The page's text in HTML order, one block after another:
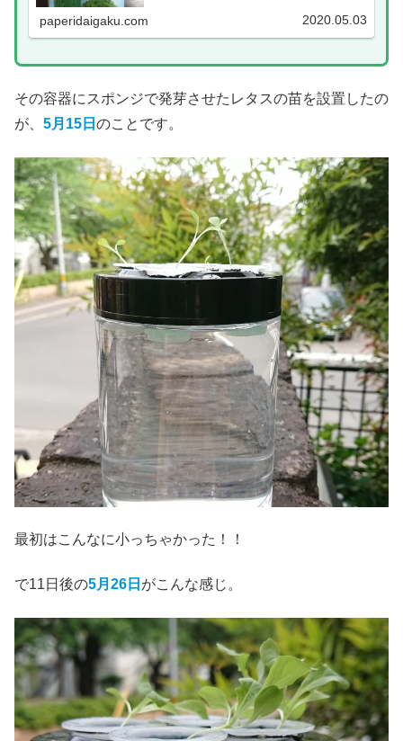
きます。初心者向きのリーフ系の野菜がおすすめで
paperidaigaku.com 2020.05.03
その容器にスポンジで発芽させたレタスの苗を設置したの
が、 5月15日 のことです。
最初はこんなに小っちゃかった！！
で11日後の5月26日 がこんな感じ。